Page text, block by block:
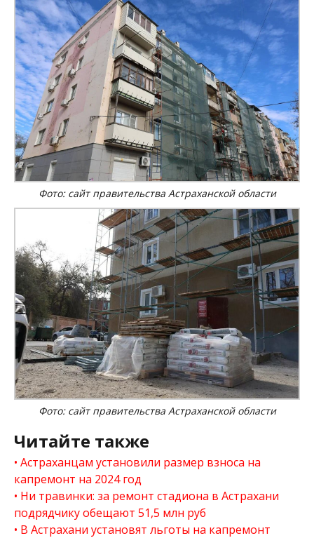
Фото: сайт правительства Астраханской области
Фото: сайт правительства Астраханской области
Читайте также
Астраханцам установили размер взноса на
капремонт на 2024 год
Ни травинки: за ремонт стадиона в Астрахани
подрядчику обещают 51,5 млн руб
В Астрахани установят льготы на капремонт